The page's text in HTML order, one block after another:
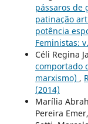
pássaros de
patinação
potência
Feministas:
Céli Regina
comportado
marxismo) ,
(2014)
Marília
Pereira